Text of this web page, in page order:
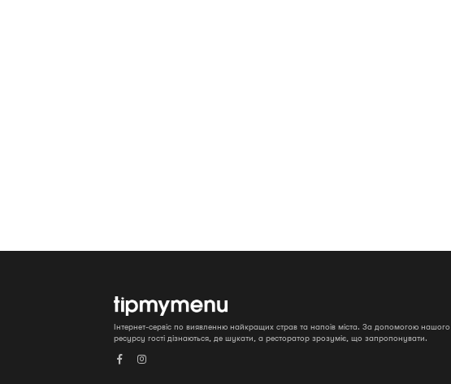
Інтернет-сервіс по виявленню найкращих страв та напоїв міста. За допомогою нашого
ресурсу гості дізнаються, де шукати, а ресторатор зрозуміє, що запропонувати.
 